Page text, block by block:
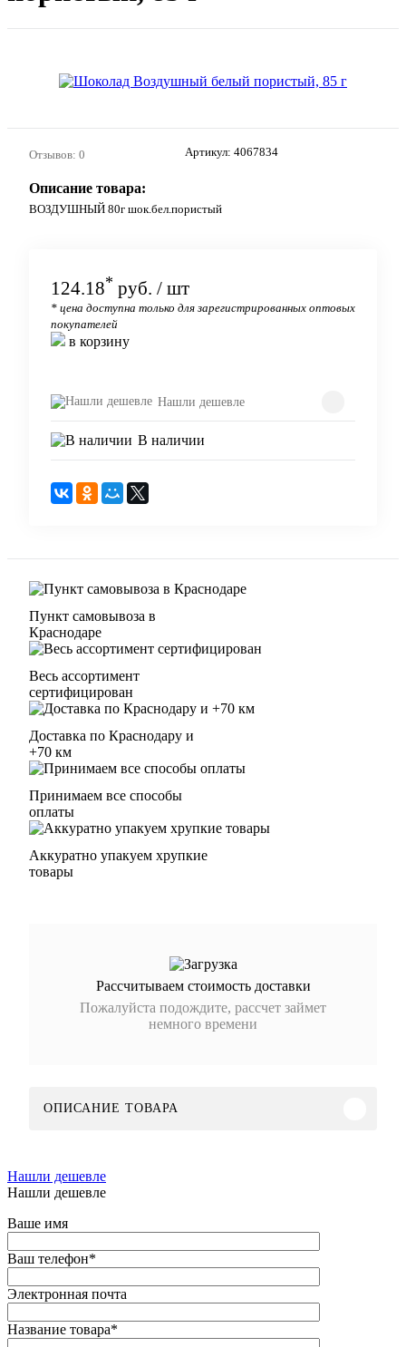
Отзывов: 0 Артикул: 4067834
Описание товара:
ВОЗДУШНЫЙ 80г шок.бел.пористый
124.18* руб. / шт
* цена доступна только для зарегистрированных оптовых
покупателей
в корзину
Нашли дешевле
В наличии
Пункт самовывоза в
Краснодаре
Весь ассортимент
сертифицирован
Доставка по Краснодару и
+70 км
Принимаем все способы
оплаты
Аккуратно упакуем хрупкие
товары
Рассчитываем стоимость доставки
Пожалуйста подождите, рассчет займет
немного времени
ОПИСАНИЕ ТОВАРА
Нашли дешевле
Нашли дешевле
Ваше имя
Ваш телефон*
Электронная почта
Название товара*